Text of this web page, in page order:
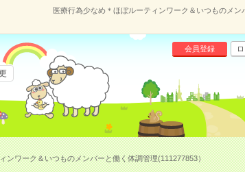
医療行為少なめ＊ほぼルーティンワーク＆いつものメ
会員登録
ンワーク＆いつものメンバーと働く体調管理(111277853）